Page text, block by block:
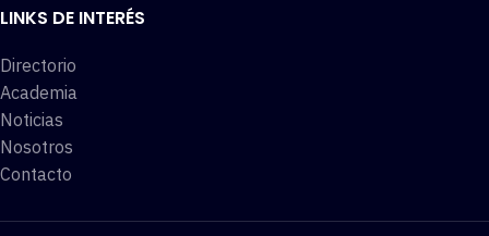
LINKS DE INTERÉS
Directorio
Academia
Noticias
Nosotros
Contacto